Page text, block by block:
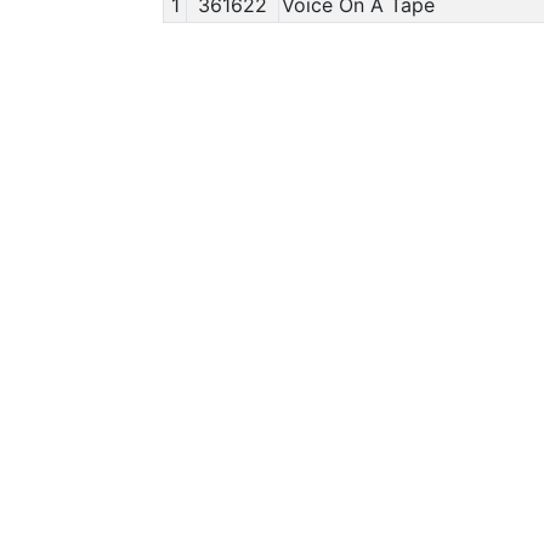
1
361622 Voice On A Tape